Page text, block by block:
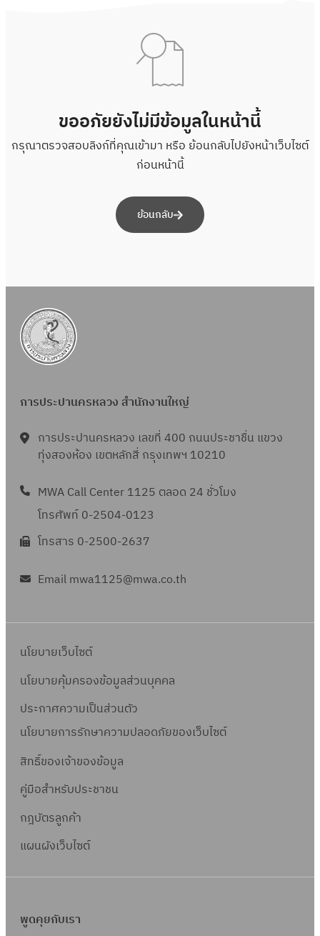
ขออภัยยังไม่มีข้อมูลในหน้านี้
กรุณาตรวจสอบลิงก์ที่คุณเข้ามา หรือ ย้อนกลับไปยังหน้าเว็บไซต์
ก่อนหน้านี้
ย้อนกลับ
การประปานครหลวง สำนักงานใหญ่
การประปานครหลวง เลขที่ 400 ถนนประชาชื่น แขวง
ทุ่งสองห้อง เขตหลักสี่ กรุงเทพฯ 10210
MWA Call Center 1125 ตลอด 24 ชั่วโมง
โทรศัพท์ 0-2504-0123
โทรสาร 0-2500-2637
Email mwa1125@mwa.co.th
นโยบายเว็บไซต์
นโยบายคุ้มครองข้อมูลส่วนบุคคล
ประกาศความเป็นส่วนตัว
นโยบายการรักษาความปลอดภัยของเว็บไซต์
สิทธิ์ของเจ้าของข้อมูล
คู่มือสำหรับประชาชน
กฎบัตรลูกค้า
แผนผังเว็บไซต์
พูดคุยกับเรา